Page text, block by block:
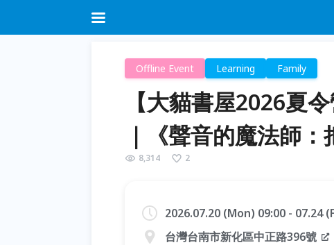
Offline Event Learning Family
【大貓書屋2026夏
｜《聲音的魔法師
8,314 2
2026.07.20 (Mon) 09:00 - 07.24
台灣台南市新化區中正路396號